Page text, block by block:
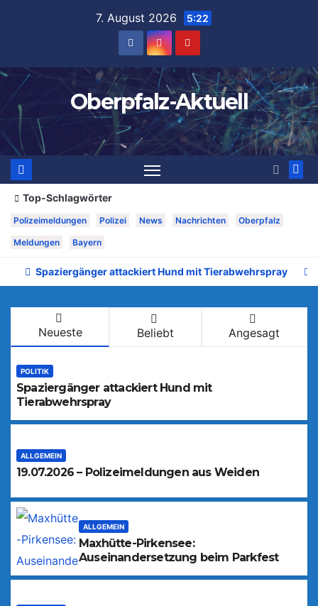
7. August 2026 5:22
Oberpfalz-Aktuell
Top-Schlagwörter
Polizeimeldungen Polizei News Nachrichten Oberpfalz
Meldungen Bayern
Spaziergänger attackiert Hund mit Tierabwehrspray
Neueste Beliebt Angesagt
POLITIK
Spaziergänger attackiert Hund mit
Tierabwehrspray
ALLGEMEIN
19.07.2026 – Polizeimeldungen aus Weiden
ALLGEMEIN
Maxhütte-Pirkensee:
Auseinandersetzung beim Parkfest